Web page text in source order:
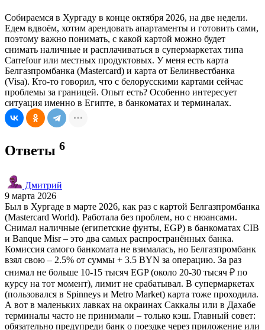
Собираемся в Хургаду в конце октября 2026, на две недели.
Едем вдвоём, хотим арендовать апартаменты и готовить сами,
поэтому важно понимать, с какой картой можно будет
снимать наличные и расплачиваться в супермаркетах типа
Carrefour или местных продуктовых. У меня есть карта
Белгазпромбанка (Mastercard) и карта от Белинвестбанка
(Visa). Кто-то говорил, что с белорусскими картами сейчас
проблемы за границей. Опыт есть? Особенно интересует
ситуация именно в Египте, в банкоматах и терминалах.
Ответы 6
Дмитрий
9 марта 2026
Был в Хургаде в марте 2026, как раз с картой Белгазпромбанка
(Mastercard World). Работала без проблем, но с нюансами.
Снимал наличные (египетские фунты, EGP) в банкоматах CIB
и Banque Misr – это два самых распространённых банка.
Комиссия самого банкомата не взималась, но Белгазпромбанк
взял свою – 2.5% от суммы + 3.5 BYN за операцию. За раз
снимал не больше 10-15 тысяч EGP (около 20-30 тысяч ₽ по
курсу на тот момент), лимит не срабатывал. В супермаркетах
(пользовался в Spinneys и Metro Market) карта тоже проходила.
А вот в маленьких лавках на окраинах Саккалы или в Дахабе
терминалы часто не принимали – только кэш. Главный совет:
обязательно предупреди банк о поездке через приложение или